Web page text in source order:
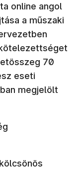
online angol
a műszaki
70
eseti
megjelölt